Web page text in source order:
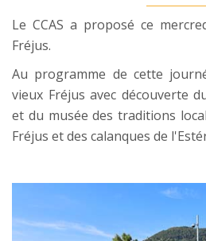
Le CCAS a proposé ce
Fréjus.
Au programme de cette
vieux Fréjus avec découverte
et du musée des traditions
Fréjus et des calanques de